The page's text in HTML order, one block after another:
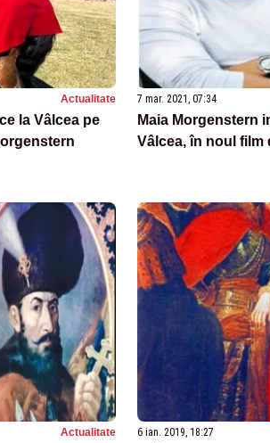
Actualitate
la Vâlcea pe
7 mar. 2021, 07:34
Maia Morgenstern
Vâlcea, în noul film
Actualitate 6 ian. 2019, 18:27